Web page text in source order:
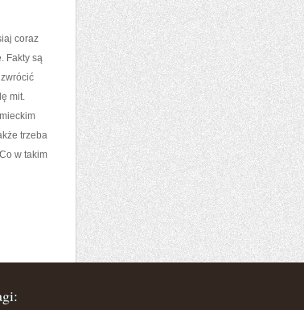
coraz
Fakty są
mit.
trzeba
w takim